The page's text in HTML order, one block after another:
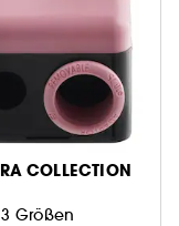
COLLECTION
Größen